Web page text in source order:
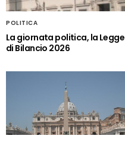
POLITICA
La giornata politica, la Legge
di Bilancio 2026